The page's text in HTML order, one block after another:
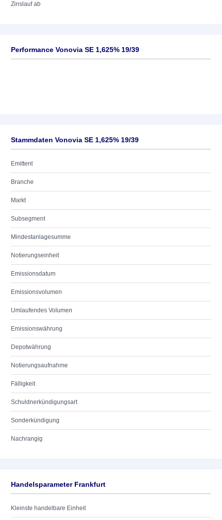
Zinslauf ab
Performance Vonovia SE 1,625% 19/39
Stammdaten Vonovia SE 1,625% 19/39
Emittent
Branche
Markt
Subsegment
Mindestanlagesumme
Notierungseinheit
Emissionsdatum
Emissionsvolumen
Umlaufendes Volumen
Emissionswährung
Depotwährung
Notierungsaufnahme
Fälligkeit
Schuldnerkündigungsart
Sonderkündigung
Nachrangig
Handelsparameter Frankfurt
Kleinste handelbare Einheit